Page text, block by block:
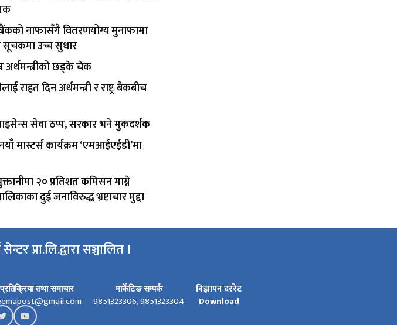
नाफासँगै वितरणयोग्य मुनाफामा
उच्च सुधार
अर्थमन्त्रीको छड्के चेक
राहत दिन अर्थमन्त्री र राष्ट्र बैंकबीच
सेवा ठप्प, सरकार भने मुकदर्शक
मास्टर्स कार्यक्रम ‘एमआईएईडी’मा
२० प्रतिशत कमिसन माग्ने
दुई जनाविरुद्ध भ्रष्टाचार मुद्दा
प्रा.लि.द्वारा सञ्चालित ।
प्रतिक्रिया तथा समाचार मार्केटिङ सम्पर्क
9851323306, 9851323304
बिज्ञापन दररेट
Download